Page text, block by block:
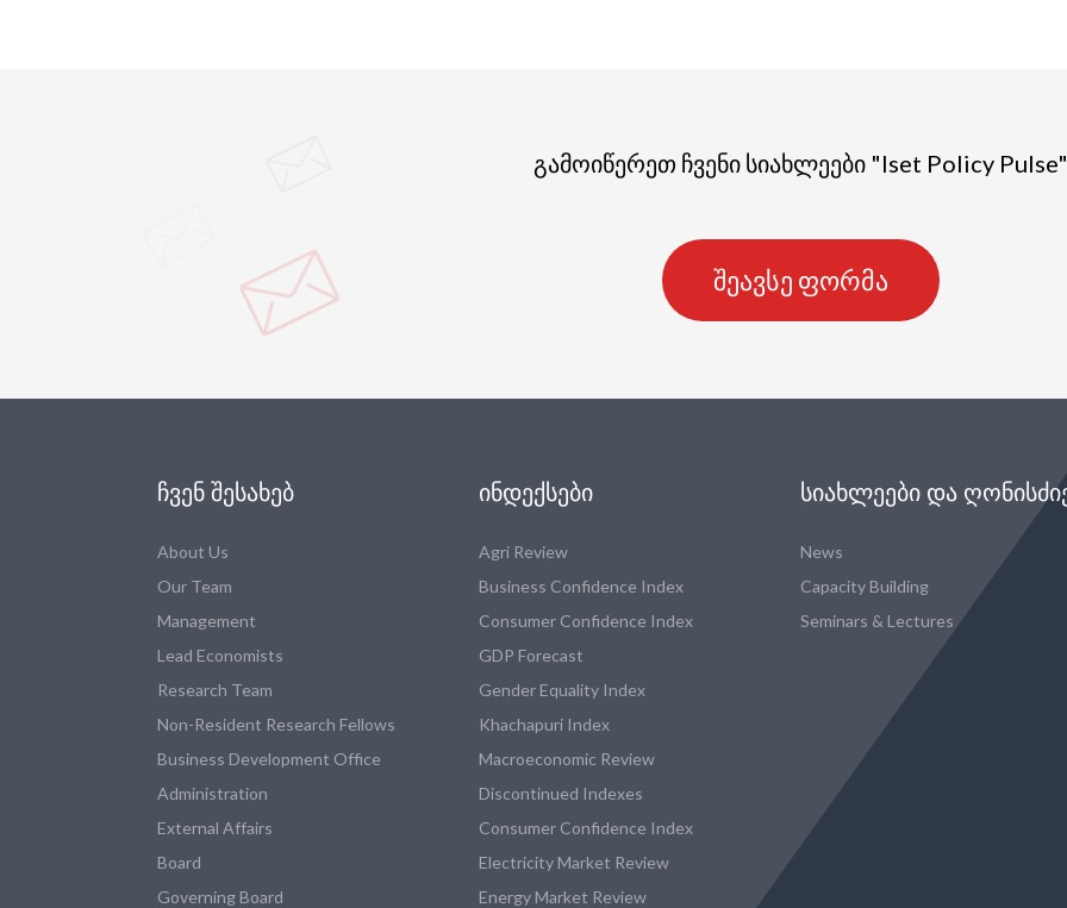
გამოიწერეთ ჩვენი სიახლეები "Iset Policy Pulse"
შეავსე ფორმა
ᲩᲕᲔᲜ ᲨᲔᲡᲐᲮᲔᲑ
About Us
Our Team
Management
Lead Economists
Research Team
Non-Resident Research Fellows
Business Development Office
Administration
External Affairs
Board
Governing Board
ᲘᲜᲓᲔᲥᲡᲔᲑᲘ
Agri Review
Business Confidence Index
Consumer Confidence Index
GDP Forecast
Gender Equality Index
Khachapuri Index
Macroeconomic Review
Discontinued Indexes
Consumer Confidence Index
Electricity Market Review
Energy Market Review
ᲡᲘᲐᲮᲚᲔᲔᲑᲘ ᲓᲐ
News
Capacity Building
Seminars & Lectures